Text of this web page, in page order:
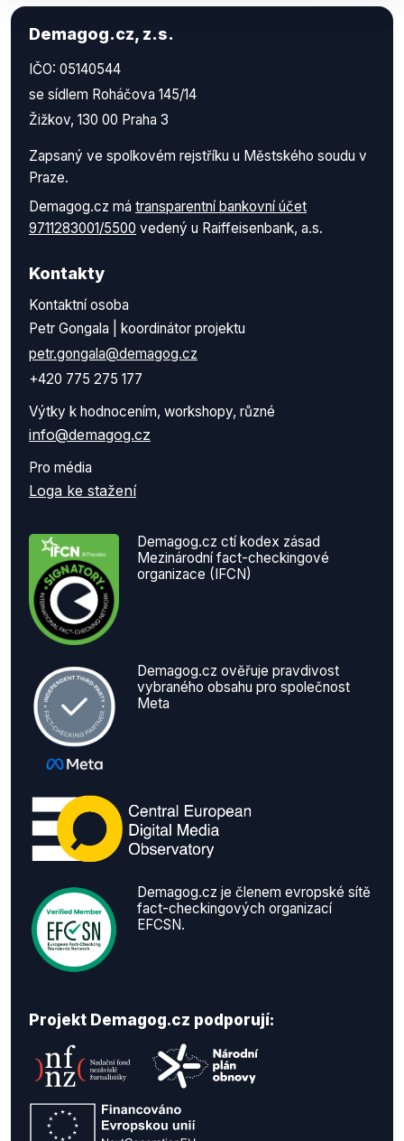
Demagog.cz, z.s.
IČO: 05140544
se sídlem Roháčova 145/14
Žižkov, 130 00 Praha 3
Zapsaný ve spolkovém rejstříku u Městského soudu v
Praze.
Demagog.cz má transparentní bankovní účet
9711283001/5500 vedený u Raiffeisenbank, a.s.
Kontakty
Kontaktní osoba
Petr Gongala | koordinátor projektu
petr.gongala@demagog.cz
+420 775 275 177
Výtky k hodnocením, workshopy, různé
info@demagog.cz
Pro média
Loga ke stažení
Demagog.cz ctí kodex zásad
Mezinárodní fact-checkingové
organizace (IFCN)
Demagog.cz ověřuje pravdivost
vybraného obsahu pro společnost
Meta
Demagog.cz je členem evropské sítě
fact-checkingových organizací
EFCSN.
Projekt Demagog.cz podporují: